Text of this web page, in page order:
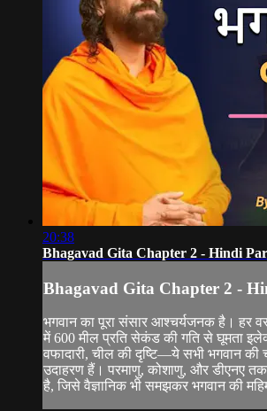
20:38
Bhagavad Gita Chapter 2 - Hindi
Bhagavad Gita Chapter 2 -
भगवान का पूरा संसार आश्चर्यजनक है। हर
में 600 मील प्रति सेकंड की गति से घूमता
वफादारी, चील की दृष्टि—ये सभी भगवान की
उदाहरण हैं। परमाणु, कोशाणु, और डीएनए तक
है, जिसे वैज्ञानिक भी समझकर भगवान की